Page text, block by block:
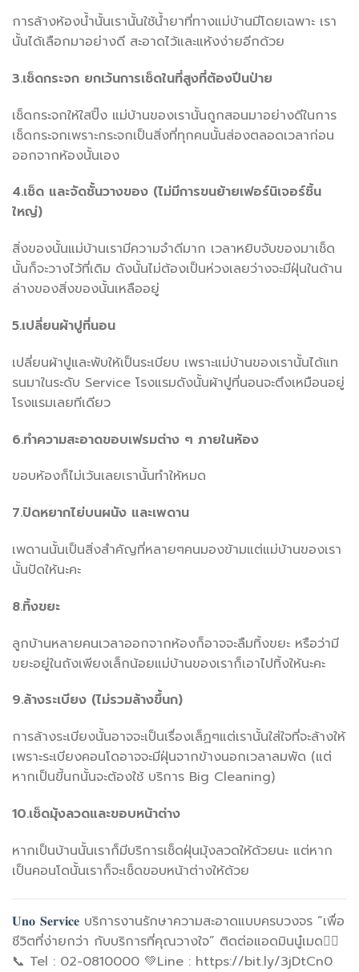
การล้างห้องน้ำนั้นเรานั้นใช้น้ำยาที่ทางแม่บ้านมีโดยเฉพาะ เรา
นั้นได้เลือกมาอย่างดี สะอาดไว้และแห้งง่ายอีกด้วย
3.เช็ดกระจก ยกเว้นการเช็ดในที่สูงที่ต้องปีนป่าย
เช็ดกระจกให้ใสปิ๊ง แม่บ้านของเรานั้นถูกสอนมาอย่างดีในการ
เช็ดกระจกเพราะกระจกเป็นสิ่งที่ทุกคนนั้นส่องตลอดเวลาก่อน
ออกจากห้องนั้นเอง
4.เช็ด และจัดชั้นวางของ (ไม่มีการขนย้ายเฟอร์นิเจอร์ชิ้น
ใหญ่)
สิ่งของนั้นแม่บ้านเรามีความจำดีมาก เวลาหยิบจับของมาเช็ด
นั้นก็จะวางไว้ที่เดิม ดังนั้นไม่ต้องเป็นห่วงเลยว่างจะมีฝุ่นในด้าน
ล่างของสิ่งของนั้นเหลืออยู่
5.เปลี่ยนผ้าปูที่นอน
เปลี่ยนผ้าปูและพับให้เป็นระเบียบ เพราะแม่บ้านของเรานั้นได้แท
รนมาในระดับ Service โรงแรมดังนั้นผ้าปูที่นอนจะตึงเหมือนอยู่
โรงแรมเลยทีเดียว
6.ทำความสะอาดขอบเฟรมต่าง ๆ ภายในห้อง
ขอบห้องก็ไม่เว้นเลยเรานั้นทำให้หมด
7.ปัดหยากไย่บนผนัง และเพดาน
เพดานนั้นเป็นสิ่งสำคัญที่หลายๆคนมองข้ามแต่แม่บ้านของเรา
นั้นปัดให้นะคะ
8.ทิ้งขยะ
ลูกบ้านหลายคนเวลาออกจากห้องก็อาจจะลืมทิ้งขยะ หรือว่ามี
ขยะอยู่ในถังเพียงเล็กน้อยแม่บ้านของเราก็เอาไปทิ้งให้นะคะ
9.ล้างระเบียง (ไม่รวมล้างขึ้นก)
การล้างระเบียงนั้นอาจจะเป็นเรื่องเล็ฏๆแต่เรานั้นใส่ใจที่จะล้างให้
เพราะระเบียงคอนโดอาจจะมีฝุ่นจากข้างนอกเวลาลมพัด (แต่
หากเป็นขี้นกนั้นจะต้องใช้ บริการ Big Cleaning)
10.เช็ดมุ้งลวดและขอบหน้าต่าง
หากเป็นบ้านนั้นเราก็มีบริการเช็ดฝุ่นมุ้งลวดให้ด้วยนะ แต่หาก
เป็นคอนโดนั้นเราก็จะเช็ดขอบหน้าต่างให้ด้วย
𝐔𝐧𝐨 𝐒𝐞𝐫𝐯𝐢𝐜𝐞 บริการงานรักษาความสะอาดแบบครบวงจร “เพื่อ
ชีวิตที่ง่ายกว่า กับบริการที่คุณวางใจ” ติดต่อแอดมินนู๋เมด👇🏻
📞 Tel : 02-0810000 💚Line : https://bit.ly/3jDtCn0